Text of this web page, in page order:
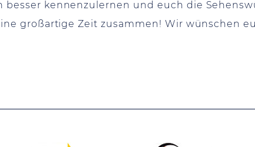
besser kennenzulernen und euch die
großartige Zeit zusammen! Wir wünschen